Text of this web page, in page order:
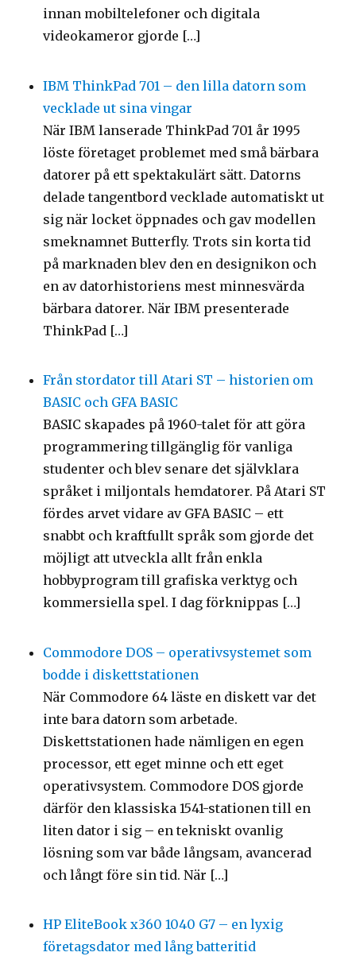
innan mobiltelefoner och digitala
videokameror gjorde […]
IBM ThinkPad 701 – den lilla datorn som
vecklade ut sina vingar
När IBM lanserade ThinkPad 701 år 1995
löste företaget problemet med små bärbara
datorer på ett spektakulärt sätt. Datorns
delade tangentbord vecklade automatiskt ut
sig när locket öppnades och gav modellen
smeknamnet Butterfly. Trots sin korta tid
på marknaden blev den en designikon och
en av datorhistoriens mest minnesvärda
bärbara datorer. När IBM presenterade
ThinkPad […]
Från stordator till Atari ST – historien om
BASIC och GFA BASIC
BASIC skapades på 1960-talet för att göra
programmering tillgänglig för vanliga
studenter och blev senare det självklara
språket i miljontals hemdatorer. På Atari ST
fördes arvet vidare av GFA BASIC – ett
snabbt och kraftfullt språk som gjorde det
möjligt att utveckla allt från enkla
hobbyprogram till grafiska verktyg och
kommersiella spel. I dag förknippas […]
Commodore DOS – operativsystemet som
bodde i diskettstationen
När Commodore 64 läste en diskett var det
inte bara datorn som arbetade.
Diskettstationen hade nämligen en egen
processor, ett eget minne och ett eget
operativsystem. Commodore DOS gjorde
därför den klassiska 1541-stationen till en
liten dator i sig – en tekniskt ovanlig
lösning som var både långsam, avancerad
och långt före sin tid. När […]
HP EliteBook x360 1040 G7 – en lyxig
företagsdator med lång batteritid